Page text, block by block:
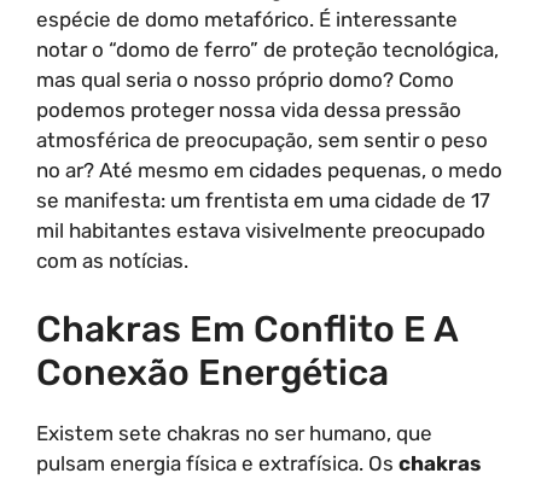
espécie de domo metafórico. É interessante
notar o “domo de ferro” de proteção tecnológica,
mas qual seria o nosso próprio domo? Como
podemos proteger nossa vida dessa pressão
atmosférica de preocupação, sem sentir o peso
no ar? Até mesmo em cidades pequenas, o medo
se manifesta: um frentista em uma cidade de 17
mil habitantes estava visivelmente preocupado
com as notícias.
Chakras Em Conflito E A
Conexão Energética
Existem sete chakras no ser humano, que
pulsam energia física e extrafísica. Os chakras